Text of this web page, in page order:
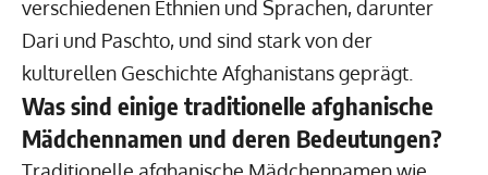
verschiedenen Ethnien und Sprachen, darunter
Dari und Paschto, und sind stark von der
kulturellen Geschichte Afghanistans geprägt.
Was sind einige traditionelle afghanische
Mädchennamen und deren Bedeutungen?